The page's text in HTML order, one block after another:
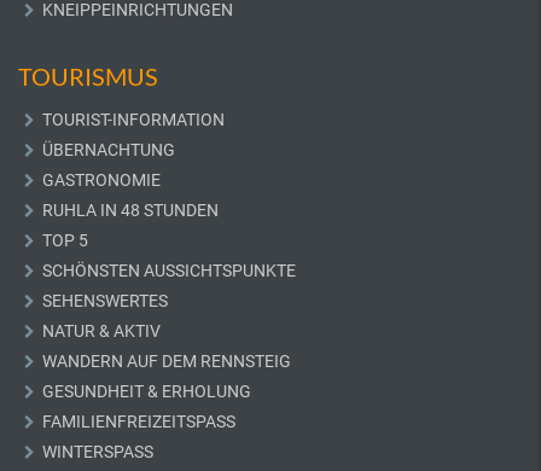
KNEIPPEINRICHTUNGEN
TOURISMUS
TOURIST-INFORMATION
ÜBERNACHTUNG
GASTRONOMIE
RUHLA IN 48 STUNDEN
TOP 5
SCHÖNSTEN AUSSICHTSPUNKTE
SEHENSWERTES
NATUR & AKTIV
WANDERN AUF DEM RENNSTEIG
GESUNDHEIT & ERHOLUNG
FAMILIENFREIZEITSPASS
WINTERSPASS